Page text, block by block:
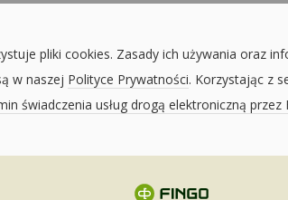
pliki cookies. Zasady ich używania oraz
w naszej Polityce Prywatności. Korzystając z
świadczenia usług drogą elektroniczną przez